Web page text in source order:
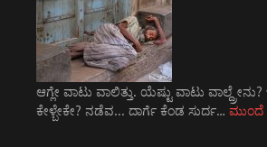
ಆಗ್ಲೇ ವಾಟು ವಾಲಿತ್ತು. ಯೆಷ್ಟು ವಾಟು ವಾಲ್ದ್ರೇನು?
ಕೇಳ್ಬೇಕೇ? ನಡೆವ... ದಾರ್ಗೆ ಕೆಂಡ ಸುರ್ದ… ಮುಂದೆ